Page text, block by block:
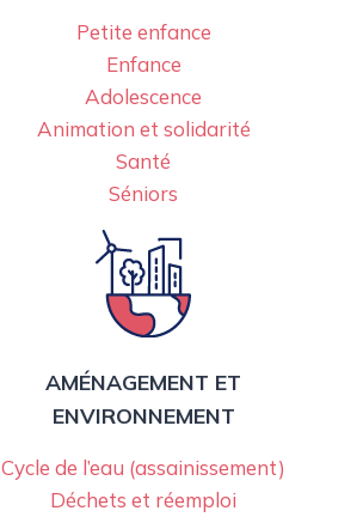
Petite enfance
Enfance
Adolescence
Animation et solidarité
Santé
Séniors
AMÉNAGEMENT ET
ENVIRONNEMENT
Cycle de l’eau (assainissement)
Déchets et réemploi